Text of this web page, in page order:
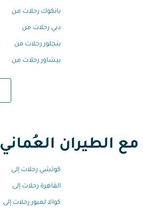
بانكوك رحلات من
دبي رحلات من
بنجلور رحلات من
بيشاور رحلات من
الطيران العُماني
كوتشي رحلات إلى
القاهرة رحلات إلى
كوالا لمبور رحلات إلى